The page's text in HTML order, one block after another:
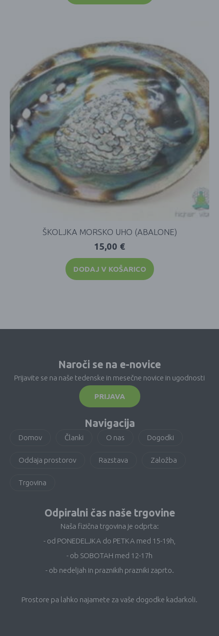
ŠKOLJKA MORSKO UHO (ABALONE)
15,00 €
DODAJ V KOŠARICO
Naroči se na e-novice
Prijavite se na naše tedenske in mesečne novice in ugodnosti
PRIJAVA
Navigacija
Domov Članki O nas Dogodki
Oddaja prostorov Razstava Založba
Trgovina
Odpiralni čas naše trgovine
Naša fizična trgovina je odprta:
- od PONEDELJKA do PETKA med 15-19h,
- ob SOBOTAH med 12-17h
- ob nedeljah in praznikih prazniki zaprto.
Prostore pa lahko najamete za vaše dogodke kadarkoli.